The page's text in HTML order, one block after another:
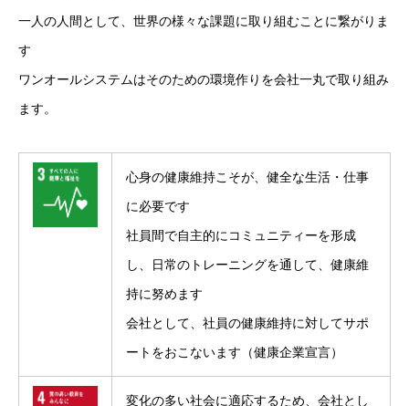
一人の人間として、世界の様々な課題に取り組むことに繋がりま
す
ワンオールシステムはそのための環境作りを会社一丸で取り組み
ます。
心身の健康維持こそが、健全な生活・仕事
に必要です
社員間で自主的にコミュニティーを形成
し、日常のトレーニングを通して、健康維
持に努めます
会社として、社員の健康維持に対してサポ
ートをおこないます（健康企業宣言）
変化の多い社会に適応するため、会社とし